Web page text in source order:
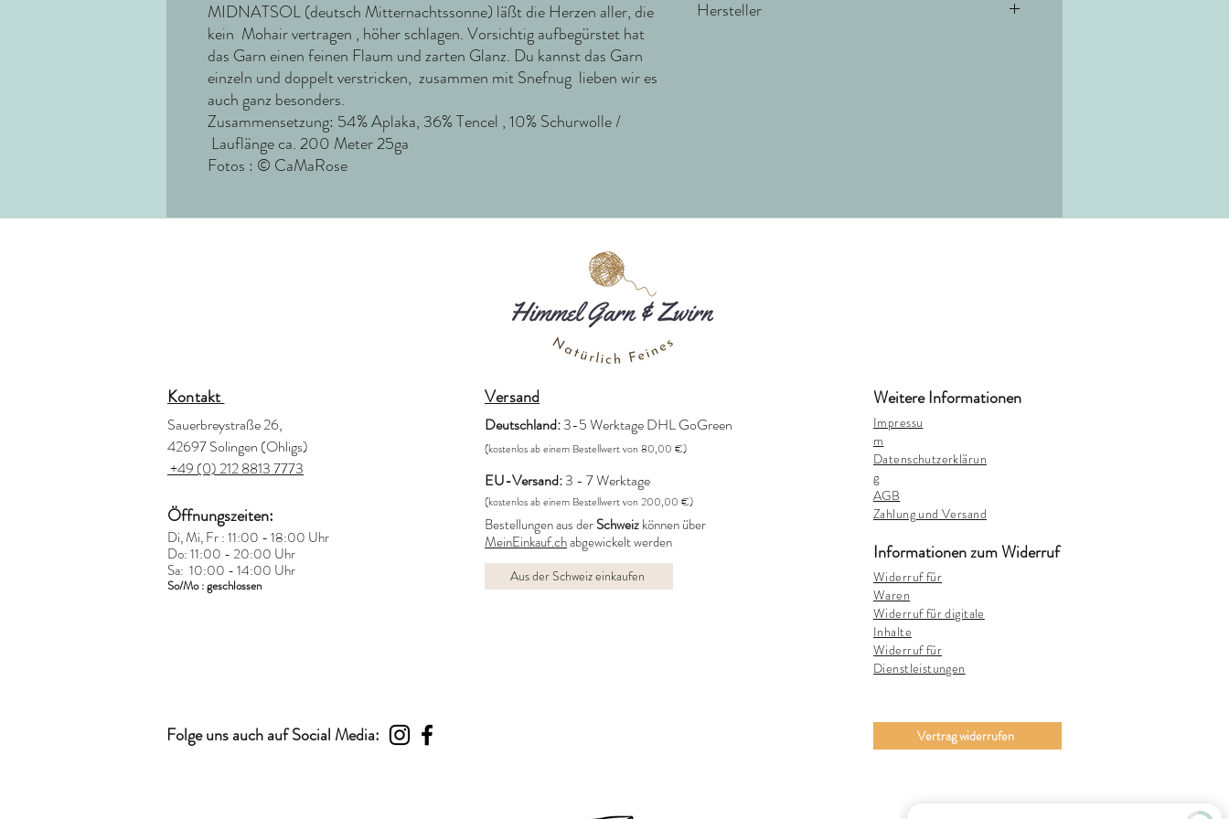
MIDNATSOL (deutsch Mitternachtssonne) läßt die Herzen aller, die
kein Mohair vertragen , höher schlagen. Vorsichtig aufbegürstet hat
das Garn einen feinen Flaum und zarten Glanz. Du kannst das Garn
einzeln und doppelt verstricken, zusammen mit Snefnug lieben wir es
auch ganz besonders.
Zusammensetzung: 54% Aplaka, 36% Tencel , 10% Schurwolle /
Lauflänge ca. 200 Meter 25ga
Fotos : © CaMaRose
Hersteller
Kontakt
Sauerbreystraße 26,
42697 Solingen (Ohligs)
+49 (0) 212 8813 7773
Öffnungszeiten:
Di, Mi, Fr : 11:00 - 18:00 Uhr
Do: 11:00 - 20:00 Uhr
Sa: 10:00 - 14:00 Uhr
So/Mo : geschlossen
Folge uns auch auf Social Media:
Versand
Deutschland:3-5 Werktage DHL GoGreen
(kostenlos ab einem Bestellwert von 80,00 €)
EU-Versand:3 - 7 Werktage
(kostenlos ab einem Bestellwert von 200,00 €)
Bestellungen aus derSchweizkönnen über
MeinEinkauf.chabgewickelt werden
Aus der Schweiz einkaufen
Weitere Informationen
Impressu
m
Datenschutzerklärun
g
AGB
Zahlung und Versand
Informationen zum Widerruf
Widerruf für
Waren
Widerruf für digitale
Inhalte
Widerruf für
Dienstleistungen
Vertrag widerrufen